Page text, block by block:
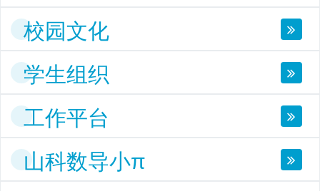
校园文化
学生组织
工作平台
山科数导小π